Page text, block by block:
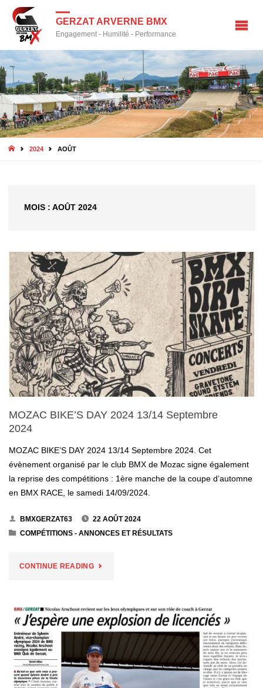
GERZAT ARVERNE BMX
Engagement - Humilité - Performance
HOME2024 AOÛT
MOIS : AOÛT 2024
MOZAC BIKE’S DAY 2024 13/14 Septembre
2024
MOZAC BIKE’S DAY 2024 13/14 Septembre 2024. Cet
évènement organisé par le club BMX de Mozac signe également
la reprise des compétitions : 1ère manche de la coupe d’automne
en BMX RACE, le samedi 14/09/2024.
BMXGERZAT63
22 AOÛT 2024
COMPÉTITIONS - ANNONCES ET RÉSULTATS
CONTINUE READING"MOZAC
DAY
13/14
SEPTEMBRE